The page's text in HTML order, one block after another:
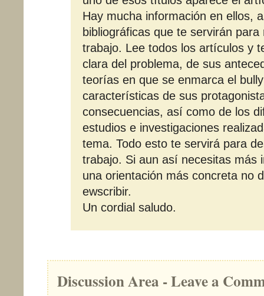
Hay mucha información en ellos,
bibliográficas que te servirán para
trabajo. Lee todos los artículos y
clara del problema, de sus
teorías en que se enmarca el
características de sus
consecuencias, así como de los
estudios e investigaciones
tema. Todo esto te servirá para
trabajo. Si aun así necesitas más
una orientación más concreta no
ewscribir.
Un cordial saludo.
Discussion Area - Leave a